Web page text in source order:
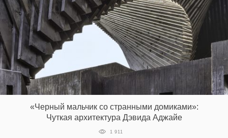
«Черный мальчик со странными домиками»:
Чуткая архитектура Дэвида Аджайе
1 911